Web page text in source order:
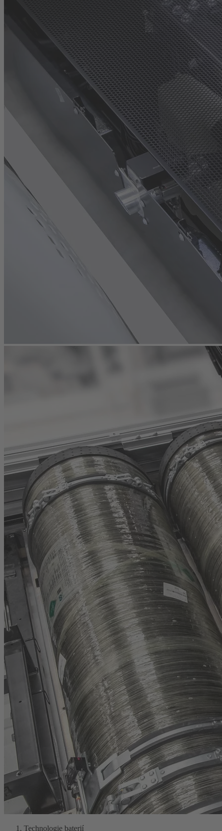
Technologie baterií